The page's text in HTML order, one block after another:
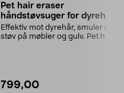
Pet hair eraser
håndstøvsuger for dyrehår og
smuss, 120 W
Effektiv mot dyrehår, smuler og
støv på møbler og gulv. Pet hair
799,00